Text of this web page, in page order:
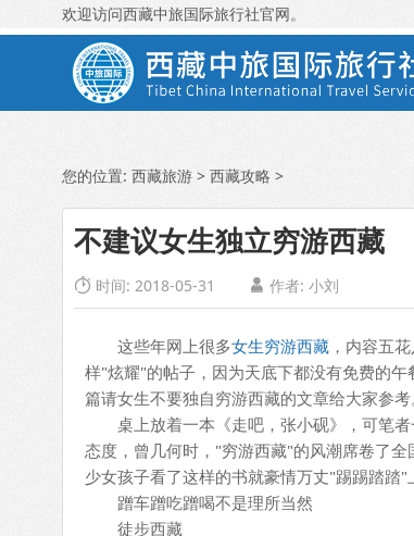
欢迎访问西藏中旅国际旅行社官网。
您的位置: 西藏旅游 > 西藏攻略 >
不建议女生独立穷游西藏
 时间: 2018-05-31  作者: 小刘
这些年网上很多女生穷游西藏 ，内容五
样"炫耀"的帖子，因为天底下都没有免费的
篇请女生不要独自穷游西藏的文章给大家参考
桌上放着一本《走吧，张小砚》，可笔者
态度，曾几何时，"穷游西藏"的风潮席卷了
少女孩子看了这样的书就豪情万丈"踢踢踏踏"
蹭车蹭吃蹭喝不是理所当然
徒步西藏